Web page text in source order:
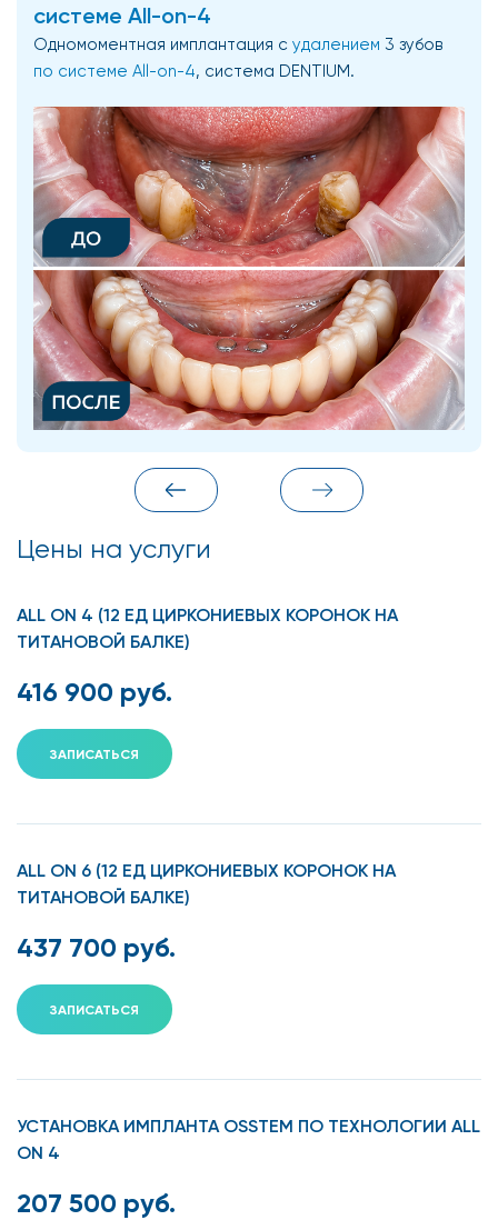
системе All-on-4
Одномоментная имплантация с удалением 3 зубов
по системе All-on-4, система DENTIUM.
Цены на услуги
ALL ON 4 (12 ЕД ЦИРКОНИЕВЫХ КОРОНОК НА
ТИТАНОВОЙ БАЛКЕ)
416 900 руб.
ЗАПИСАТЬСЯ
ALL ON 6 (12 ЕД ЦИРКОНИЕВЫХ КОРОНОК НА
ТИТАНОВОЙ БАЛКЕ)
437 700 руб.
ЗАПИСАТЬСЯ
УСТАНОВКА ИМПЛАНТА OSSTEM ПО ТЕХНОЛОГИИ ALL
ON 4
207 500 руб.